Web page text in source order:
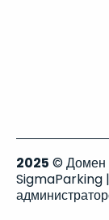
2025 © Домен
SigmaParking